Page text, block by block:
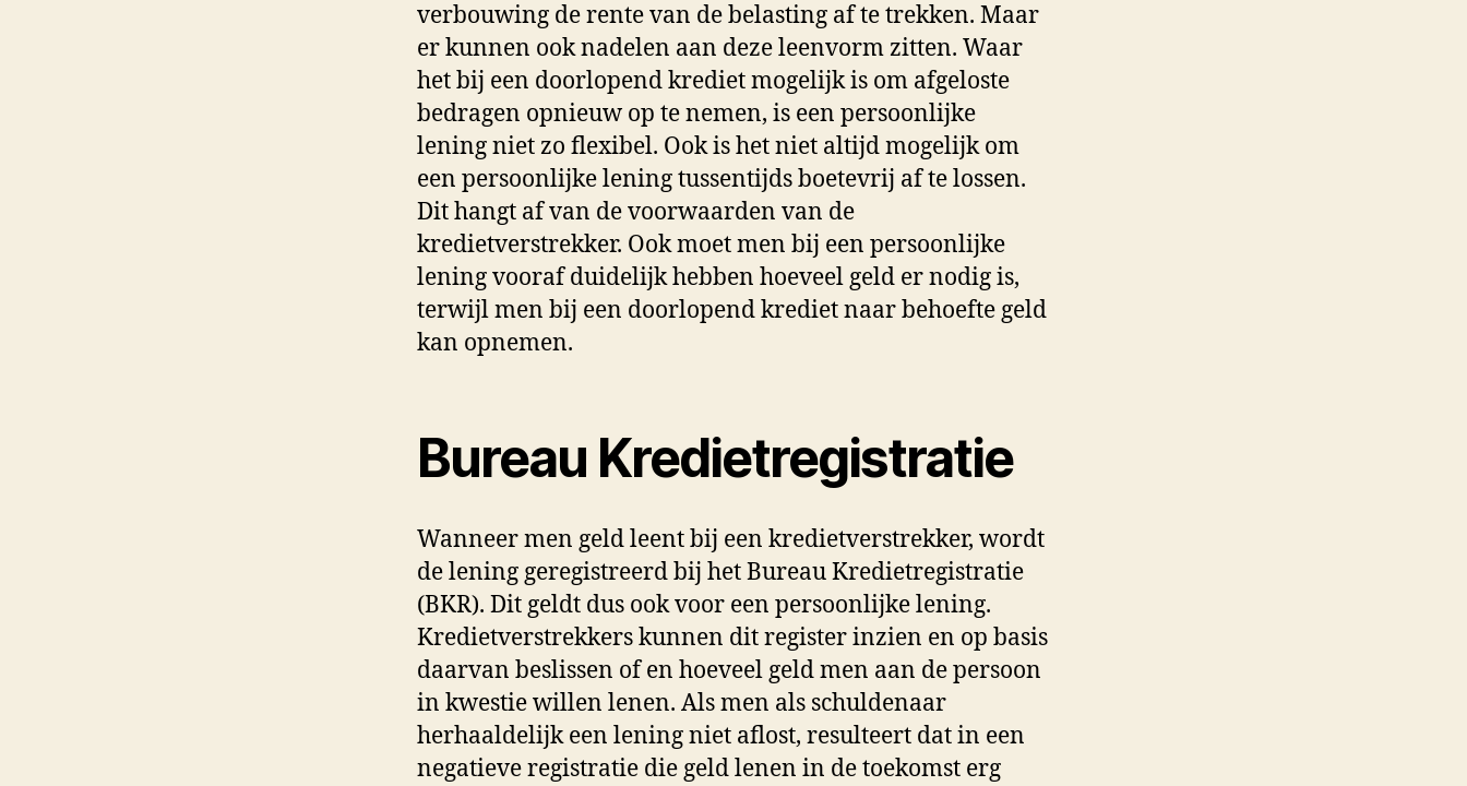
verbouwing de rente van de belasting af te trekken. Maar
er kunnen ook nadelen aan deze leenvorm zitten. Waar
het bij een doorlopend krediet mogelijk is om afgeloste
bedragen opnieuw op te nemen, is een persoonlijke
lening niet zo flexibel. Ook is het niet altijd mogelijk om
een persoonlijke lening tussentijds boetevrij af te lossen.
Dit hangt af van de voorwaarden van de
kredietverstrekker. Ook moet men bij een persoonlijke
lening vooraf duidelijk hebben hoeveel geld er nodig is,
terwijl men bij een doorlopend krediet naar behoefte geld
kan opnemen.
Bureau Kredietregistratie
Wanneer men geld leent bij een kredietverstrekker, wordt
de lening geregistreerd bij het Bureau Kredietregistratie
(BKR). Dit geldt dus ook voor een persoonlijke lening.
Kredietverstrekkers kunnen dit register inzien en op basis
daarvan beslissen of en hoeveel geld men aan de persoon
in kwestie willen lenen. Als men als schuldenaar
herhaaldelijk een lening niet aflost, resulteert dat in een
negatieve registratie die geld lenen in de toekomst erg